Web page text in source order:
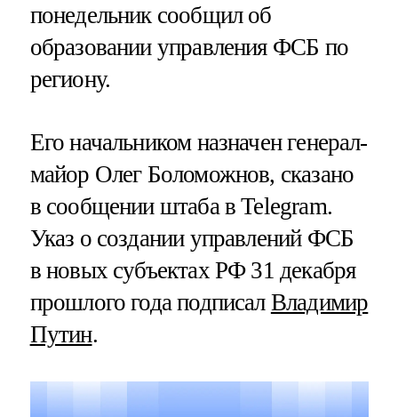
понедельник сообщил об
образовании управления ФСБ по
региону.
Его начальником назначен генерал-
майор Олег Боломожнов, сказано
в сообщении штаба в Telegram.
Указ о создании управлений ФСБ
в новых субъектах РФ 31 декабря
прошлого года подписал Владимир
Путин.